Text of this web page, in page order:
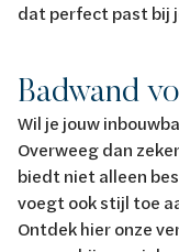
dat perfect past bij
Badwand
Wil je jouw
Overweeg dan
biedt niet alleen
voegt ook stijl toe
Ontdek hier onze